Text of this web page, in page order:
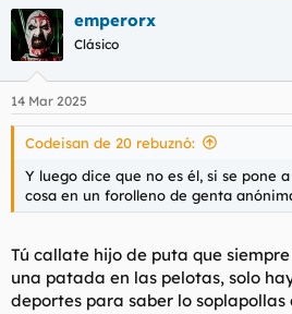
Edito para decir que yo me vi en una
me pasó por la cabeza putearla así
como buen maricón de mierda que soy
tengo algo de corazón?
A este colega le va la marcha tengo
a
c
c
i
e
s
emperorx
Clásico
14 Mar 2025
Codeisan de 20 rebuznó:
Y luego dice que no es él, si se pone
cosa en un forolleno de genta
Tú callate hijo de puta que
una patada en las pelotas, solo
deportes para saber lo soplapollas